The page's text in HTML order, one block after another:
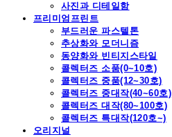
사진과 디테일함
프리미엄프린트
부드러운 파스텔톤
추상화와 모더니즘
동양화와 빈티지스타일
콜렉터즈 소품(0~10호)
콜렉터즈 중품(12~30호)
콜렉터즈 중대작(40~60호)
콜렉터즈 대작(80~100호)
콜렉터즈 특대작(120호~)
오리지널